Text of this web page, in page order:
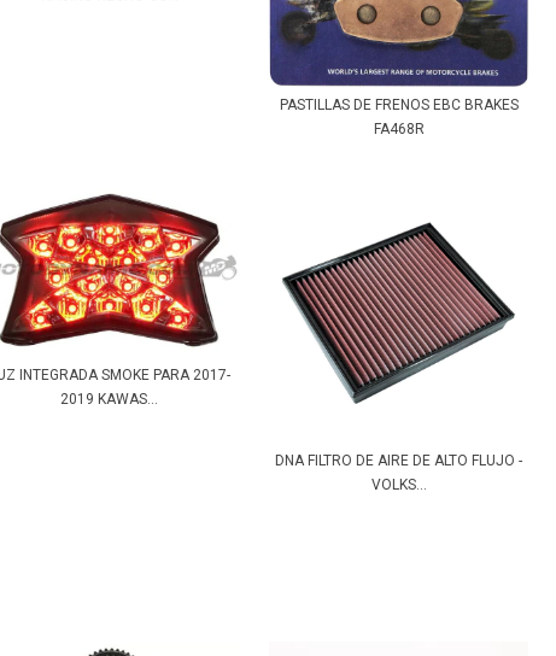
PASTILLAS DE FRENOS EBC BRAKES
FA468R
INTEGRADA SMOKE PARA 2017-
2019 KAWAS...
DNA FILTRO DE AIRE DE ALTO FLUJO -
VOLKS...